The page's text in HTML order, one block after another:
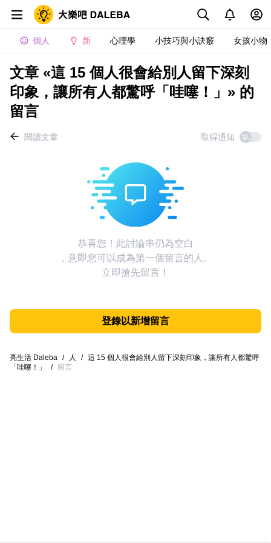
個人 新 心理學 小技巧與小訣竅 女孩小物
文章 «這 15 個人很會給別人留下深刻
印象，讓所有人都驚呼「哇噻！」» 的
留言
閱讀文章 取得通知
恭喜您！此討論串仍為空白
，意即您可以成為第一個留言的人。
立即搶先留言！
登錄以新增留言
亮生活 Daleba / 人 / 這 15 個人很會給別人留下深刻印象，讓所有人都驚呼
「哇噻！」
/ 留言